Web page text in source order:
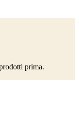
prima.